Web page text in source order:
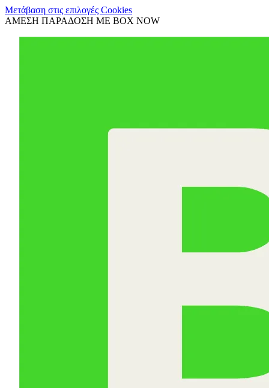
Μετάβαση στις επιλογές Cookies
ΑΜΕΣΗ ΠΑΡΑΔΟΣΗ ΜΕ BOX NOW